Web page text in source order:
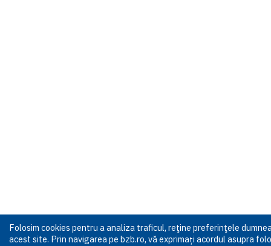
Folosim cookies pentru a analiza traficul, reţine preferinţele
acest site. Prin navigarea pe bzb.ro, vă exprimați acordul asupra